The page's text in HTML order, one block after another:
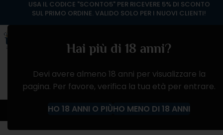
Hai più di 18 anni?
Devi avere almeno 18 anni per visualizzare la
pagina. Per favore, verifica la tua età per entrare.
HO 18 ANNI O PIÙHO MENO DI 18 ANNI
Poli Distillerie
USA IL CODICE "SCONTO5" PER RICEVERE 5% DI SCONTO
SUL PRIMO ORDINE. VALIDO SOLO PER I NUOVI CLIENTI!